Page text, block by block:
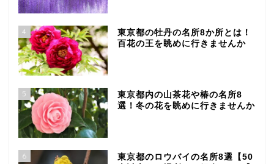
4
東京都の牡丹の名所8か所とは！
百花の王を眺めに行きませんか
5
東京都内の山茶花や椿の名所8
選！冬の花を眺めに行きませんか
6
東京都のロウバイの名所8選【50